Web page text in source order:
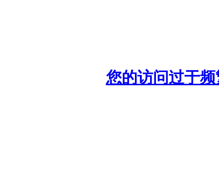
您的访问过于